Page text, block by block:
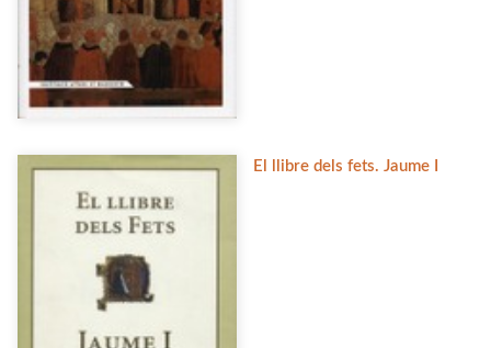
El llibre dels fets. Jaume I